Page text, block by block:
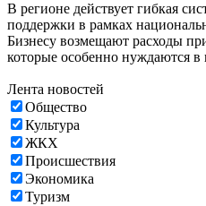
В регионе действует гибкая
поддержки в рамках
Бизнесу возмещают расходы
которые особенно нуждаются
Лента новостей
Общество
Культура
ЖКХ
Происшествия
Экономика
Туризм